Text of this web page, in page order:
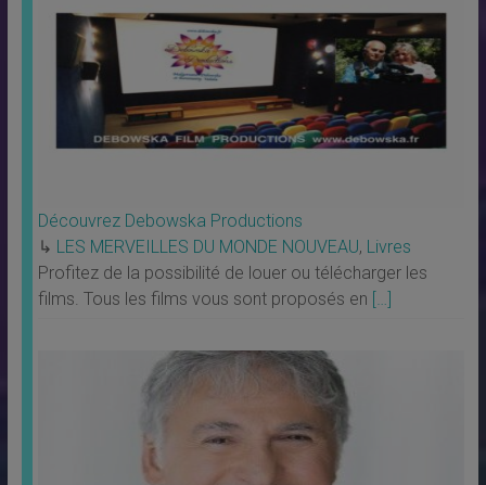
Découvrez Debowska Productions
↳ LES MERVEILLES DU MONDE NOUVEAU, Livres
Profitez de la possibilité de louer ou télécharger les
films. Tous les films vous sont proposés en […]